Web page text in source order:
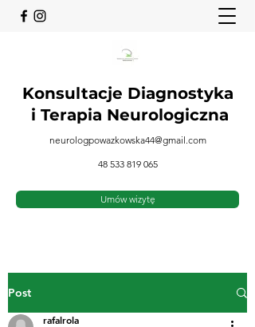
Konsultacje Diagnostyka
i Terapia Neurologiczna
neurologpowazkowska44@gmail.com
48 533 819 065
Umów wizytę
Post
rafalrola